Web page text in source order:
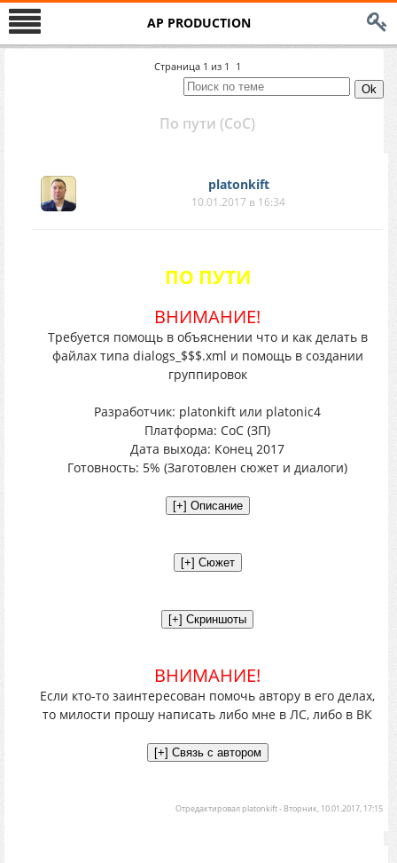
AP PRODUCTION
Страница 1 из 1 1
По пути (CoC)
platonkift
10.01.2017 в 16:34
ПО ПУТИ
ВНИМАНИЕ!
Требуется помощь в объяснении что и как делать в
файлах типа dialogs_$$$.xml и помощь в создании
группировок
Разработчик: platonkift или platonic4
Платформа: CoC (ЗП)
Дата выхода: Конец 2017
Готовность: 5% (Заготовлен сюжет и диалоги)
ВНИМАНИЕ!
Если кто-то заинтересован помочь автору в его делах,
то милости прошу написать либо мне в ЛС, либо в ВК
Отредактировал platonkift- Вторник, 10.01.2017, 17:15